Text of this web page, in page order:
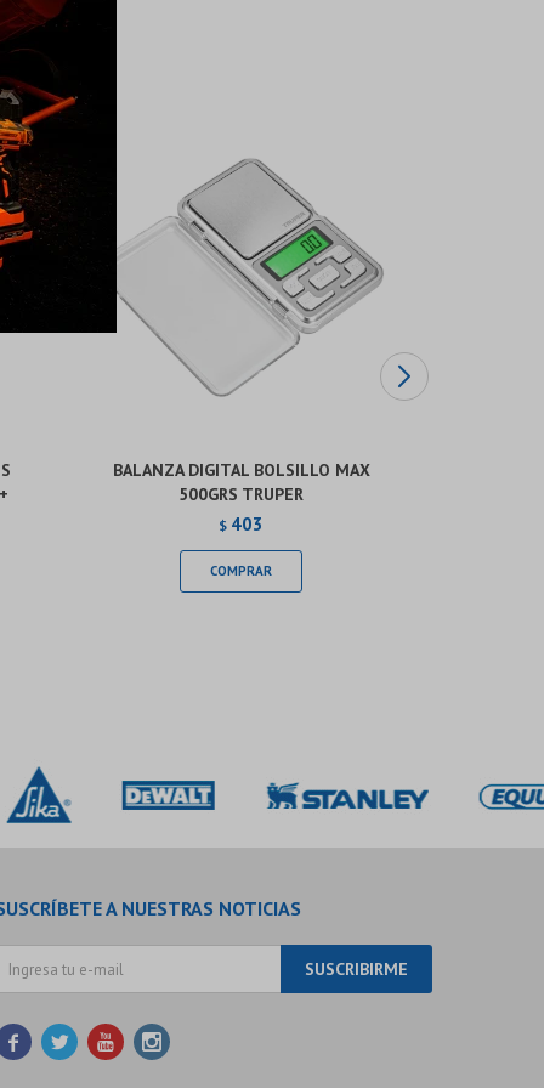
BALANZA DIGITAL BOLSILLO MAX
500GRS TRUPER
$ 403
A NUESTRAS NOTICIAS
SUSCRIBIRME
   